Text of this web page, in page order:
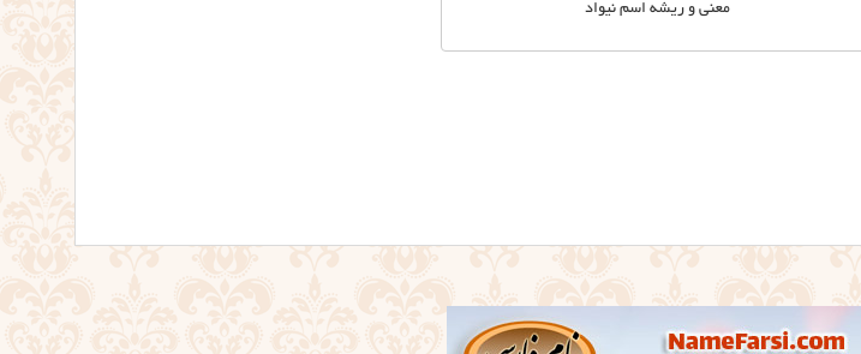
معنی و ریشه اسم نیواد